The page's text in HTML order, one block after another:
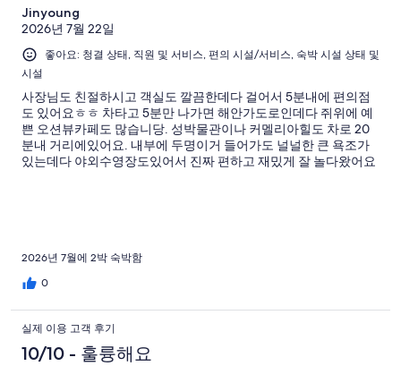
53
중
22
개
후
기
중
개
용
후
개
요.
90
개
이
용
후
기
중
후
기
Jinyoung
2026년 7월 22일
좋아요: 청결 상태, 직원 및 서비스, 편의 시설/서비스, 숙박 시설 상태 및
시설
사장님도 친절하시고 객실도 깔끔한데다 걸어서 5분내에 편의점
도 있어요ㅎㅎ 차타고 5분만 나가면 해안가도로인데다 쥐위에 예
쁜 오션뷰카페도 많습니당. 성박물관이나 커멜리아힐도 차로 20
분내 거리에있어요. 내부에 두명이거 들어가도 널널한 큰 욕조가
있는데다 야외수영장도있어서 진짜 편하고 재밌게 잘 놀다왔어요
2026년 7월에 2박 숙박함
0
실제 이용 고객 후기
10/10 - 훌륭해요